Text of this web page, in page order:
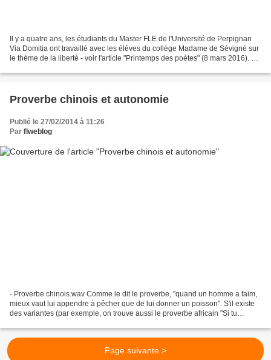
Il y a quatre ans, les étudiants du Master FLE de l'Université de Perpignan
Via Domitia ont travaillé avec les élèves du collège Madame de Sévigné sur
le thème de la liberté - voir l'article "Printemps des poètes" (8 mars 2016). En
Proverbe chinois et autonomie
Publié le 27/02/2014 à 11:26
Par flweblog
- Proverbe chinois.wav Comme le dit le proverbe, "quand un homme a faim,
mieux vaut lui appendre à pêcher que de lui donner un poisson". S'il existe
des variantes (par exemple, on trouve aussi le proverbe africain "Si tu
Page suivante >